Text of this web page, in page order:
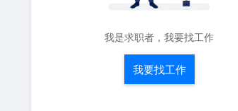
我是求职者，我要找工作
我要找工作